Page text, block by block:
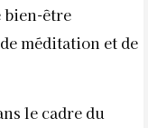
bien-être
méditation et de
le cadre du